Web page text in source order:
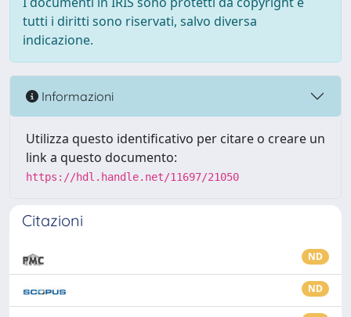
tutti i diritti sono riservati, salvo diversa
indicazione.
Informazioni
Utilizza questo identificativo per citare o creare un
link a questo documento:
https://hdl.handle.net/11697/21050
Citazioni
ND
ND